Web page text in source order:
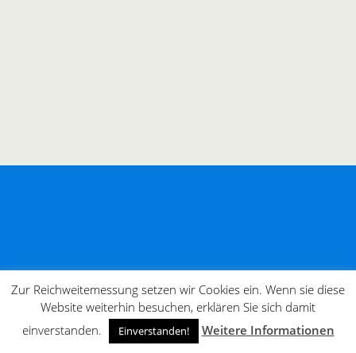
Zur Reichweitemessung setzen wir Cookies ein. Wenn sie diese
Website weiterhin besuchen, erklären Sie sich damit
einverstanden.
Einverstanden! Weitere Informationen